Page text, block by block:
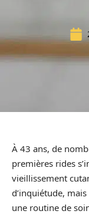
À 43 ans, de
premières rides
vieillissement
d’inquiétude,
une routine de